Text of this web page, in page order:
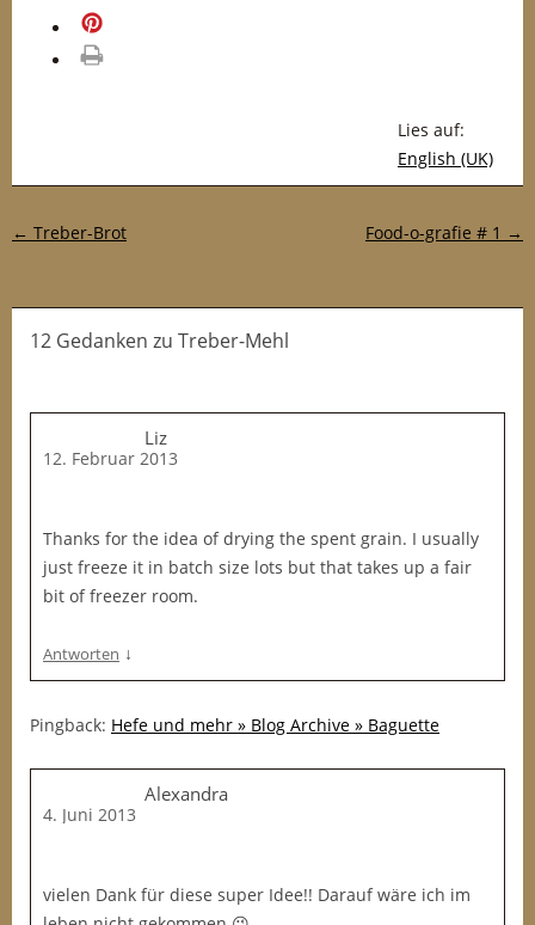
Lies auf:
English (UK)
Post-Navigation
← Treber-Brot Food-o-grafie # 1 →
12 Gedanken zu Treber-Mehl
Liz
12. Februar 2013
Thanks for the idea of drying the spent grain. I usually
just freeze it in batch size lots but that takes up a fair
bit of freezer room.
Antworten ↓
Pingback: Hefe und mehr » Blog Archive » Baguette
Alexandra
4. Juni 2013
vielen Dank für diese super Idee!! Darauf wäre ich im